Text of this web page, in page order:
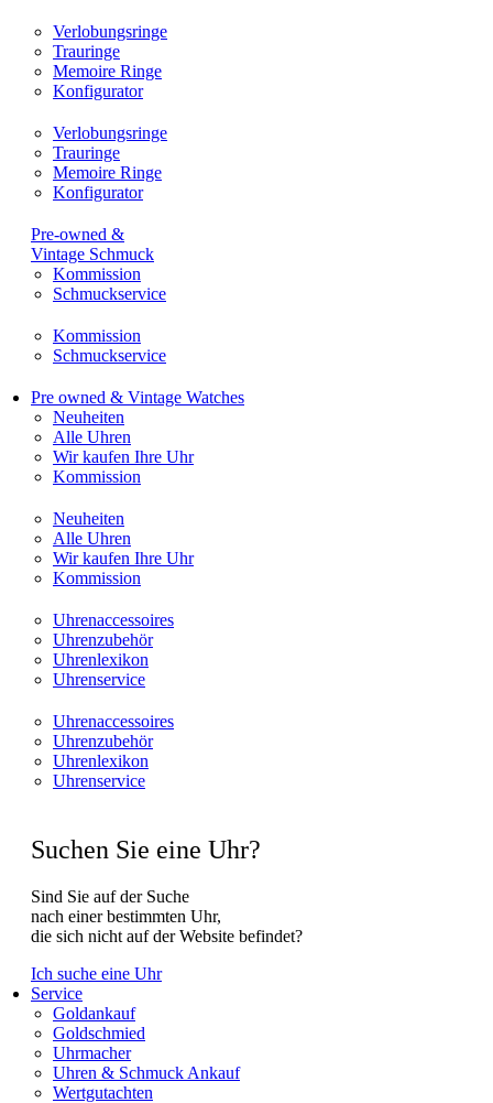
Verlobungsringe
Trauringe
Memoire Ringe
Konfigurator
Verlobungsringe
Trauringe
Memoire Ringe
Konfigurator
Pre-owned &
Vintage Schmuck
Kommission
Schmuckservice
Kommission
Schmuckservice
Pre owned & Vintage Watches
Neuheiten
Alle Uhren
Wir kaufen Ihre Uhr
Kommission
Neuheiten
Alle Uhren
Wir kaufen Ihre Uhr
Kommission
Uhrenaccessoires
Uhrenzubehör
Uhrenlexikon
Uhrenservice
Uhrenaccessoires
Uhrenzubehör
Uhrenlexikon
Uhrenservice
Suchen Sie eine Uhr?
Sind Sie auf der Suche
nach einer bestimmten Uhr,
die sich nicht auf der Website befindet?
Ich suche eine Uhr
Service
Goldankauf
Goldschmied
Uhrmacher
Uhren & Schmuck Ankauf
Wertgutachten